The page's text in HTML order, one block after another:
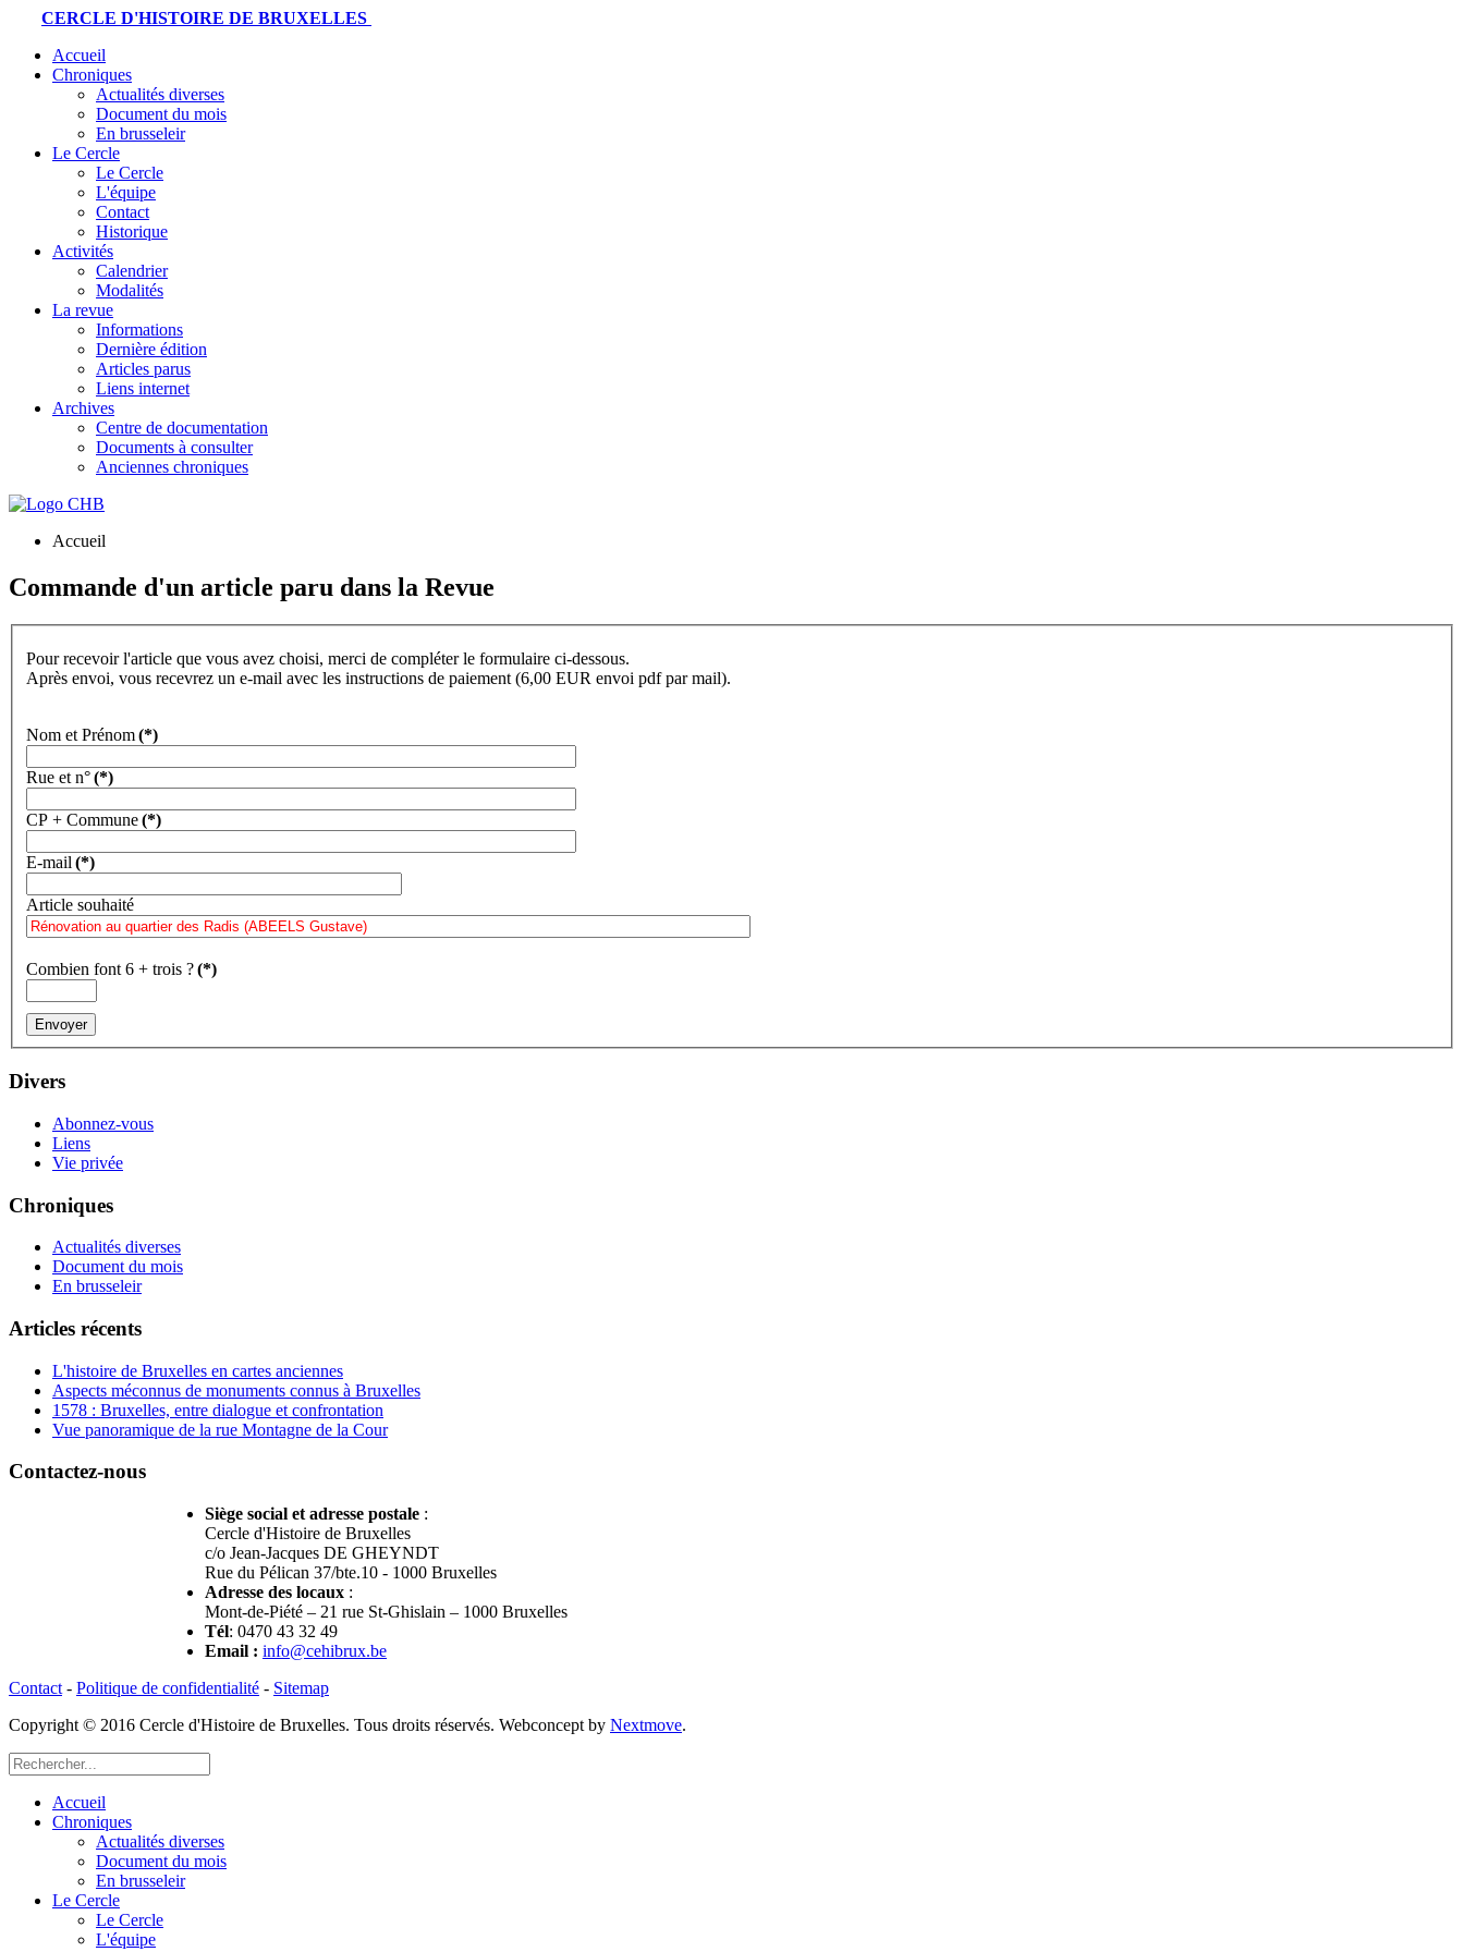
CERCLE D'HISTOIRE DE BRUXELLES
Accueil
Chroniques
Actualités diverses
Document du mois
En brusseleir
Le Cercle
Le Cercle
L'équipe
Contact
Historique
Activités
Calendrier
Modalités
La revue
Informations
Dernière édition
Articles parus
Liens internet
Archives
Centre de documentation
Documents à consulter
Anciennes chroniques
Accueil
Commande d'un article paru dans la Revue
Pour recevoir l'article que vous avez choisi, merci de compléter le formulaire ci-dessous.
Après envoi, vous recevrez un e-mail avec les instructions de paiement (6,00 EUR envoi pdf par mail).
Nom et Prénom(*)
Rue et n°(*)
CP + Commune(*)
E-mail(*)
Article souhaité
Combien font 6 + trois ?(*)
Divers
Abonnez-vous
Liens
Vie privée
Chroniques
Actualités diverses
Document du mois
En brusseleir
Articles récents
L'histoire de Bruxelles en cartes anciennes
Aspects méconnus de monuments connus à Bruxelles
1578 : Bruxelles, entre dialogue et confrontation
Vue panoramique de la rue Montagne de la Cour
Contactez-nous
Siège social et adresse postale :
Cercle d'Histoire de Bruxelles
c/o Jean-Jacques DE GHEYNDT
Rue du Pélican 37/bte.10 - 1000 Bruxelles
Adresse des locaux :
Mont-de-Piété – 21 rue St-Ghislain – 1000 Bruxelles
Tél: 0470 43 32 49
Email : info@cehibrux.be
Contact - Politique de confidentialité - Sitemap
Copyright © 2016 Cercle d'Histoire de Bruxelles. Tous droits réservés. Webconcept by Nextmove.
Accueil
Chroniques
Actualités diverses
Document du mois
En brusseleir
Le Cercle
Le Cercle
L'équipe